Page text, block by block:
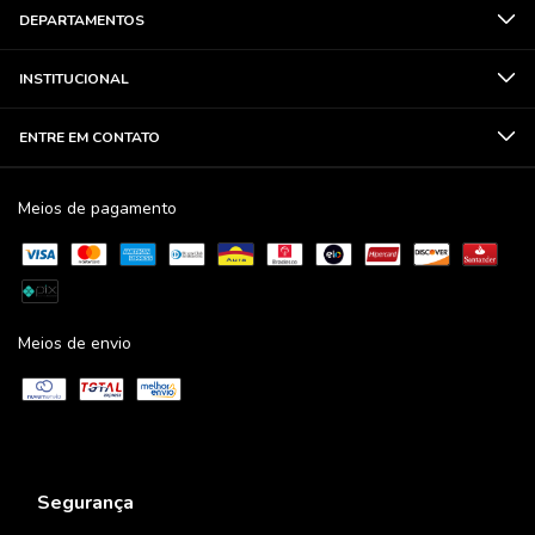
DEPARTAMENTOS
INSTITUCIONAL
ENTRE EM CONTATO
Meios de pagamento
Meios de envio
Segurança